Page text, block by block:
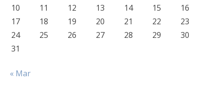
10
11 12 13 14 15
16
17
18 19 20 21 22
23
24
25 26 27 28 29
30
31
« Mar